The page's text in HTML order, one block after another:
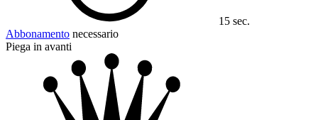
15 sec.
Abbonamento necessario
Piega in avanti